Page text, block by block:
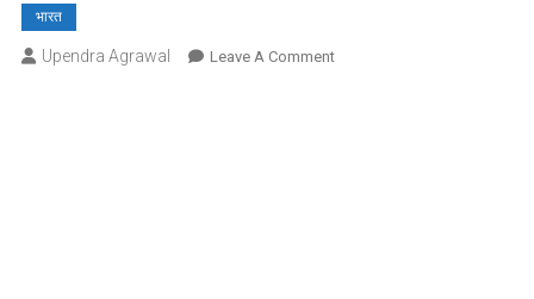
भारत
Upendra Agrawal Leave A CommentOn